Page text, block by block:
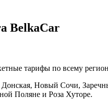
BelkaCar
тарифы по всему
Новый Сочи,
Поляне и Роза Хуторе.